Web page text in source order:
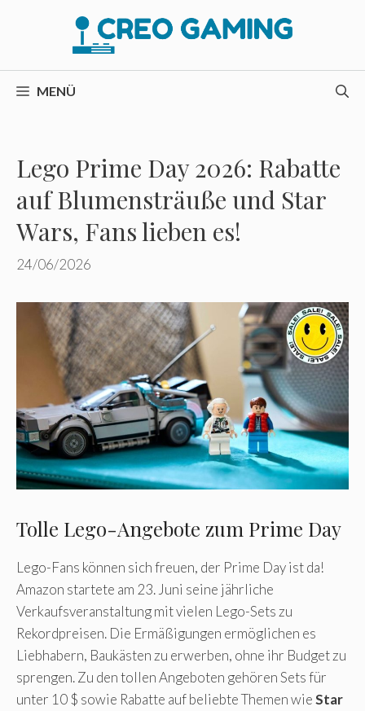
MENÜ
Lego Prime Day 2026: Rabatte
auf Blumensträuße und Star
Wars, Fans lieben es!
24/06/2026
Tolle Lego-Angebote zum Prime Day
Lego-Fans können sich freuen, der Prime Day ist da!
Amazon startete am 23. Juni seine jährliche
Verkaufsveranstaltung mit vielen Lego-Sets zu
Rekordpreisen. Die Ermäßigungen ermöglichen es
Liebhabern, Baukästen zu erwerben, ohne ihr Budget zu
sprengen. Zu den tollen Angeboten gehören Sets für
unter 10 $ sowie Rabatte auf beliebte Themen wieStar